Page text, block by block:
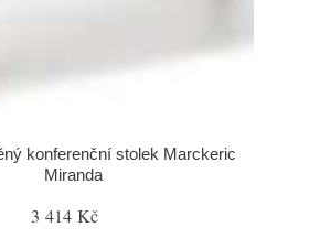
konferenční stolek Marckeric
Miranda
3 414 Kč